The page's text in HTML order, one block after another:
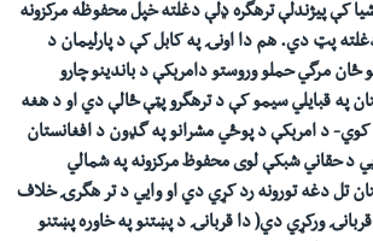
کې پیژندلې ترهگره ډلې دغلته خپل محفوظه مرکزونه
پټ دي. هم دا اونۍ په کابل کې د پارلیمان د
ځان مرگي حملو وروستو دامرېکې د باندينو چارو
په قبايلي سيمو کې د ترهگرو پټې ځالې دياو د هغه
کوي- د امرېکې د پوځي مشرانو په گډون د افغانستان
د حقاني شبکې لوی محفوظ مرکزونه په شمالي
تل دغه تورونه رد کړي دي او وايي د تر هگرۍ خلاف
ورکړي دي( دا قربانۍ د پښتنو په خاوره پښتنو